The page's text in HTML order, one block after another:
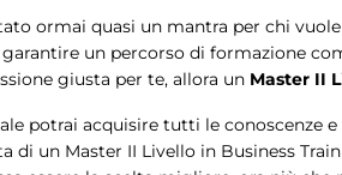
ormai quasi un mantra per chi
un percorso di formazione
giusta per te, allora un Master II
potrai acquisire tutti le
di un Master II Livello in Business